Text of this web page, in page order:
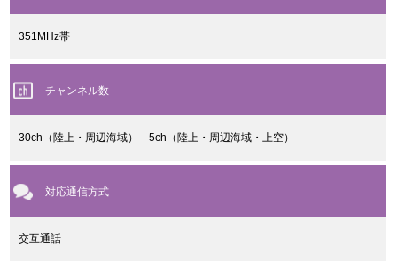
351MHz帯
チャンネル数
30ch（陸上・周辺海域） 5ch（陸上・周辺海域・上空）
対応通信方式
交互通話